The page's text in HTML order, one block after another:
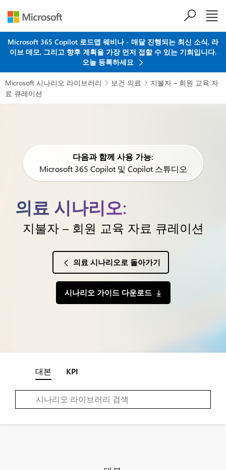
Microsoft 365 Copilot 로드맵 웨비나 - 매달 진행되는 최신 소식, 라
이브 데모, 그리고 향후 계획을 가장 먼저 접할 수 있는 기회입니다.
오늘 등록하세요
Microsoft 시나리오 라이브러리  보건 의료 
지불자 – 회원 교육 자
료 큐레이션
다음과 함께 사용 가능:
Microsoft 365 Copilot 및 Copilot 스튜디오
의료 시나리오:
지불자 – 회원 교육 자료 큐레이션
의료 시나리오로 돌아가기
시나리오 가이드 다운로드
대본 KPI